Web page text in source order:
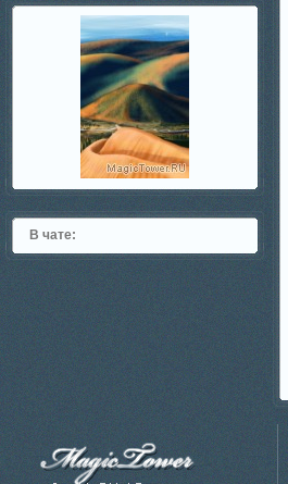
В чате: